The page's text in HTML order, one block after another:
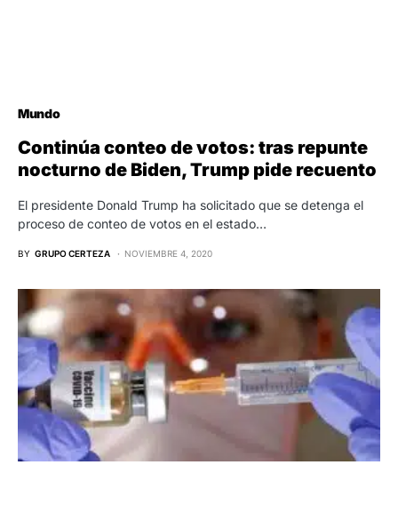
Mundo
Continúa conteo de votos: tras repunte
nocturno de Biden, Trump pide recuento
El presidente Donald Trump ha solicitado que se detenga el
proceso de conteo de votos en el estado…
BY GRUPO CERTEZA NOVIEMBRE 4, 2020